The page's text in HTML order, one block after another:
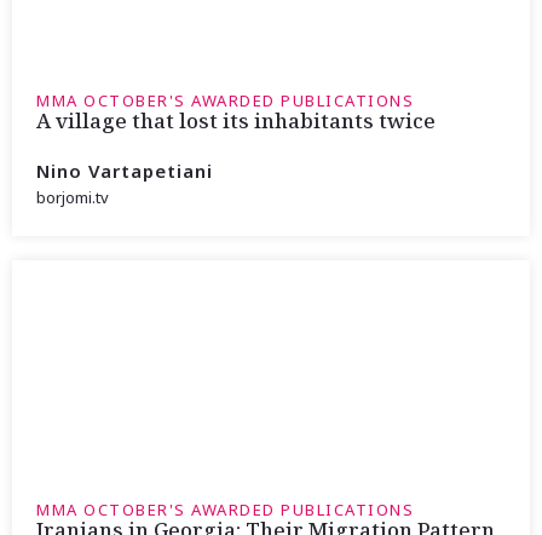
MMA OCTOBER'S AWARDED PUBLICATIONS
A village that lost its inhabitants twice
Nino Vartapetiani
borjomi.tv
MMA OCTOBER'S AWARDED PUBLICATIONS